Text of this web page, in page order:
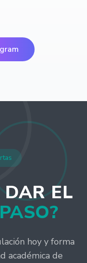
EL
hoy y forma
académica de